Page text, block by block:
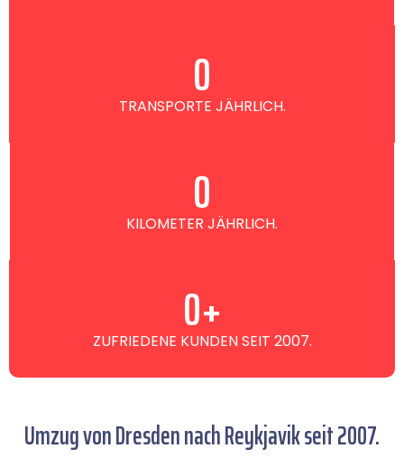
TRANSPORTE JÄHRLICH.
0
KILOMETER JÄHRLICH.
0
ZUFRIEDENE KUNDEN SEIT 2007.
0+
Umzug von Dresden nach Reykjavik seit 2007.